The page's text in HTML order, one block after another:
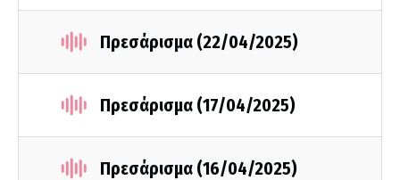
Πρεσάρισμα (22/04/2025)
Πρεσάρισμα (17/04/2025)
Πρεσάρισμα (16/04/2025)